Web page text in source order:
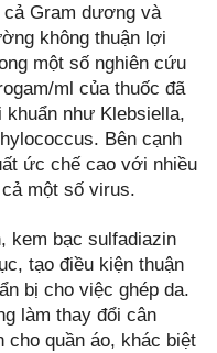
cả Gram dương và
không thuận lợi
một số nghiên cứu
ml của thuốc đã
như Klebsiella,
Bên cạnh
ức chế cao với nhiều
một số virus.
kem bạc sulfadiazin
tạo điều kiện thuận
bị cho việc ghép da.
làm thay đổi cân
cho quần áo, khác biệt